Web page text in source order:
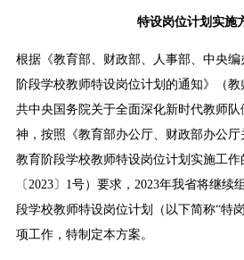
特设岗位计划实施
根据《教育部、财政部、人事部、中央
阶段学校教师特设岗位计划的通知》（教
共中央国务院关于全面深化新时代教师
神，按照《教育部办公厅、财政部办公厅
教育阶段学校教师特设岗位计划实施工
〔2023〕1号）要求，2023年我省将继
段学校教师特设岗位计划（以下简称“特
项工作，特制定本方案。